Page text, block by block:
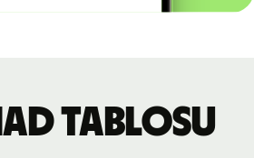
tablosu